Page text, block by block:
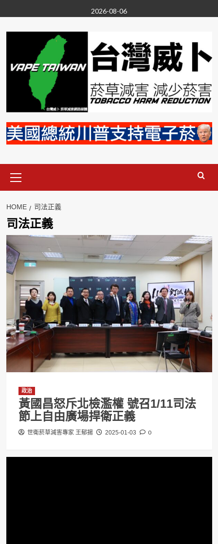
to
content
2026-08-06
Menu
HOME 司法正義
司法正義
政治
黃國昌怒斥北檢濫權 號召1/11司法
節上自由廣場捍衛正義
世衛菸草減害專家 王郁揚 2025-01-03 0